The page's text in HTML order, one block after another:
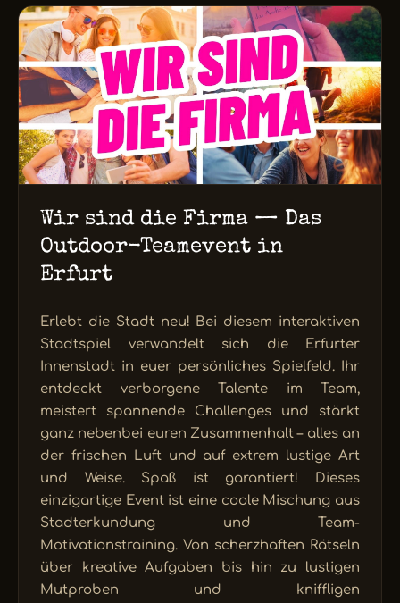
Wir sind die Firma — Das
Outdoor-Teamevent in
Erfurt
Erlebt die Stadt neu! Bei diesem interaktiven
Stadtspiel verwandelt sich die Erfurter
Innenstadt in euer persönliches Spielfeld. Ihr
entdeckt verborgene Talente im Team,
meistert spannende Challenges und stärkt
ganz nebenbei euren Zusammenhalt – alles an
der frischen Luft und auf extrem lustige Art
und Weise. Spaß ist garantiert! Dieses
einzigartige Event ist eine coole Mischung aus
Stadterkundung und Team-
Motivationstraining. Von scherzhaften Rätseln
über kreative Aufgaben bis hin zu lustigen
Mutproben und kniffligen